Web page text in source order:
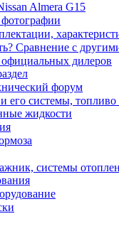
Almera G15
Сравнение с
дилеров
форум
его системы, топливо
жидкости
системы